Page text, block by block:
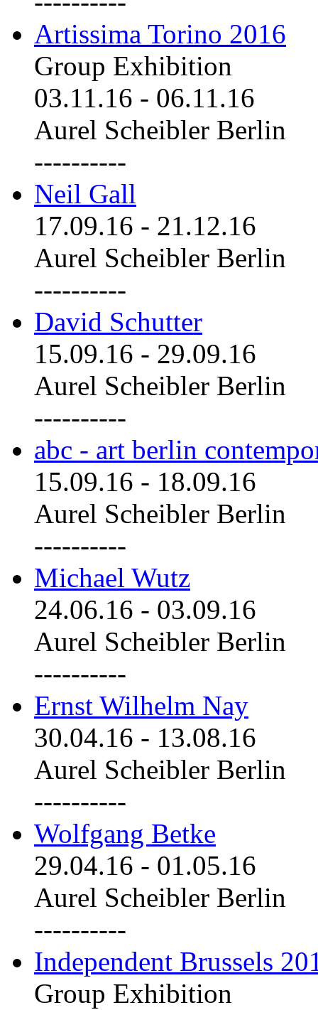
Artissima Torino 2016
Group Exhibition
03.11.16 - 06.11.16
Aurel Scheibler Berlin
----------
Neil Gall
17.09.16 - 21.12.16
Aurel Scheibler Berlin
----------
David Schutter
15.09.16 - 29.09.16
Aurel Scheibler Berlin
----------
abc - art berlin
15.09.16 - 18.09.16
Aurel Scheibler Berlin
----------
Michael Wutz
24.06.16 - 03.09.16
Aurel Scheibler Berlin
----------
Ernst Wilhelm Nay
30.04.16 - 13.08.16
Aurel Scheibler Berlin
----------
Wolfgang Betke
29.04.16 - 01.05.16
Aurel Scheibler Berlin
----------
Independent Brussels
Group Exhibition